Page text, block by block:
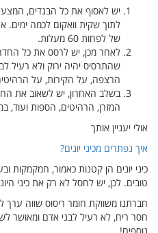
יש לאסוף את כל הבגדים,
לתוך שקית וואקום לכמה
של לפחות 60 מעלות.
לאחר מכן, יש לרסס את כל
שהתרסיס יהיה ירוק ולא רעיל
הרצפה, על הקירות, על
בשלב האחרון, יש לשאוב את
המזרן, הרהיטים, הספות ועוד, במשך 10 ימים
אולי יעניין אותך
איך נפתרים מכיני יונים?
כיני יונים הן קטנות כאמור, חמקמקות
טובים. לכן, יש לחסל לא רק את כיני
חברתנו משווקת חומר ריסוס שווה ערך
חסר ריח, לא רעיל לבני אדם ומאושר